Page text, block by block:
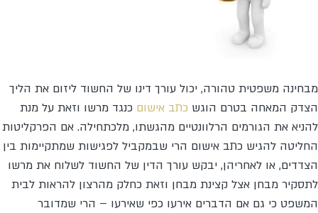
מבחינה משפטית טהורה, יכול עורך דינו של החשוד ליזום את הליך
הצדק המאחה בטרם הוגש כתב אישום כנגד מרשו וזאת על מנת
להניא את הגורמים הרלוונטיים מהגשתו, מלכתחילה. אם הפרקליטות
החליטה להגיש כתב אישום הרי שבמקביל לפגישות שמתקיימות בין
הצדדים, או לאחריהן, יבקש עורך הדין של החשוד לשלוח את מרשו
לתסקיר מבחן אצל קצינת מבחן וזאת כחלק מהרצון להראות לבית
המשפט כי גם אם הדברים אירעו כפי שאירעו – הרי שמדובר